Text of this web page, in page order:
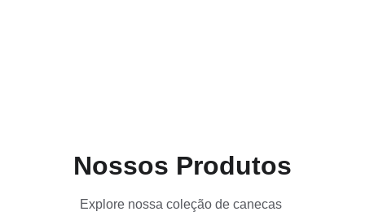
Nossos Produtos
Explore nossa coleção de canecas